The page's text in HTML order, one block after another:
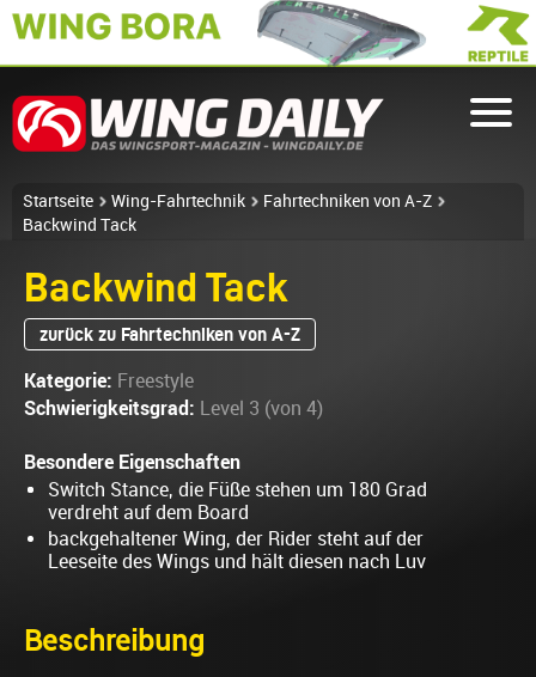
Startseite Wing-Fahrtechnik
Fahrtechniken von A-Z
Backwind Tack
Backwind Tack
zurück zu Fahrtechniken von A-Z
Kategorie: Freestyle
Schwierigkeitsgrad: Level 3 (von 4)
Besondere Eigenschaften
Switch Stance, die Füße stehen um 180 Grad
verdreht auf dem Board
backgehaltener Wing, der Rider steht auf der
Leeseite des Wings und hält diesen nach Luv
Beschreibung